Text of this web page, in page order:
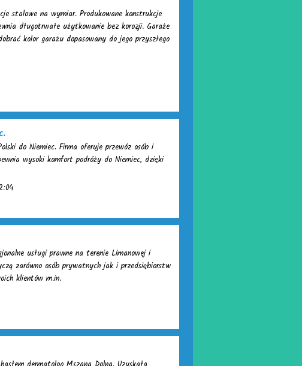
stalowe na wymiar. Produkowane konstrukcje
długotrwałe użytkowanie bez korozji. Garaże
kolor garażu dopasowany do jego przyszłego
do Niemiec. Firma oferuje przewóz osób i
wysoki komfort podróży do Niemiec, dzięki
usługi prawne na terenie Limanowej i
zarówno osób prywatnych jak i przedsiębiorstw
klientów m.in.